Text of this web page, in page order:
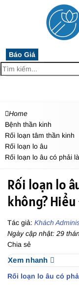
Báo Giá
Home
Bệnh thần kinh
Rối loạn tâm thần kinh
Rối loạn lo âu
Rối loạn lo âu có phải
Rối loạn lo
không?
Tác giả: Khách
Ngày cập nhật: 29
Chia sẻ
Xem nhanh
Rối loạn lo âu có